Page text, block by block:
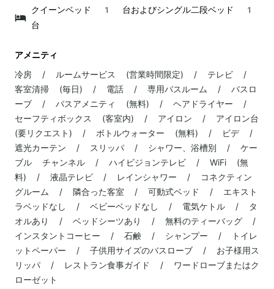
クイーンベッド 1 台およびシングル二段ベッド 1
台
アメニティ
冷房 / ルームサービス (営業時間限定) / テレビ /
客室清掃 (毎日) / 電話 / 専用バスルーム / バスロ
ーブ / バスアメニティ (無料) / ヘアドライヤー /
セーフティボックス (客室内) / アイロン / アイロン台
(要リクエスト) / ボトルウォーター (無料) / ビデ /
遮光カーテン / スリッパ / シャワー、浴槽別 / ケー
ブル チャンネル / ハイビジョンテレビ / WiFi (無
料) / 液晶テレビ / レインシャワー / コネクティン
グルーム / 隣合った客室 / 可動式ベッド / エキスト
ラベッドなし / ベビーベッドなし / 電気ケトル / タ
オルあり / ベッドシーツあり / 無料のティーバッグ /
インスタントコーヒー / 石鹸 / シャンプー / トイレ
ットペーパー / 子供用サイズのバスローブ / お子様用ス
リッパ / レストラン食事ガイド / ワードローブまたはク
ローゼット